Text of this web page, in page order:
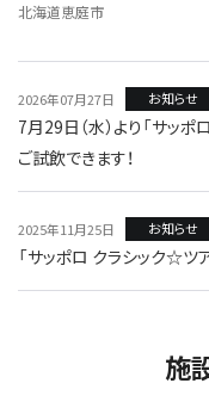
北海道恵庭市
2026年07月27日 お知らせ
7月29日（水）より「サッ
ご試飲できます！
2025年11月25日 お知らせ
「サッポロ クラシック☆ツ
施